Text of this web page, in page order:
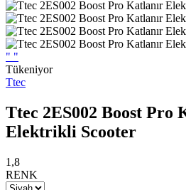
" "
Tükeniyor
Ttec
Ttec 2ES002 Boost Pro
Elektrikli Scooter
1,8
RENK